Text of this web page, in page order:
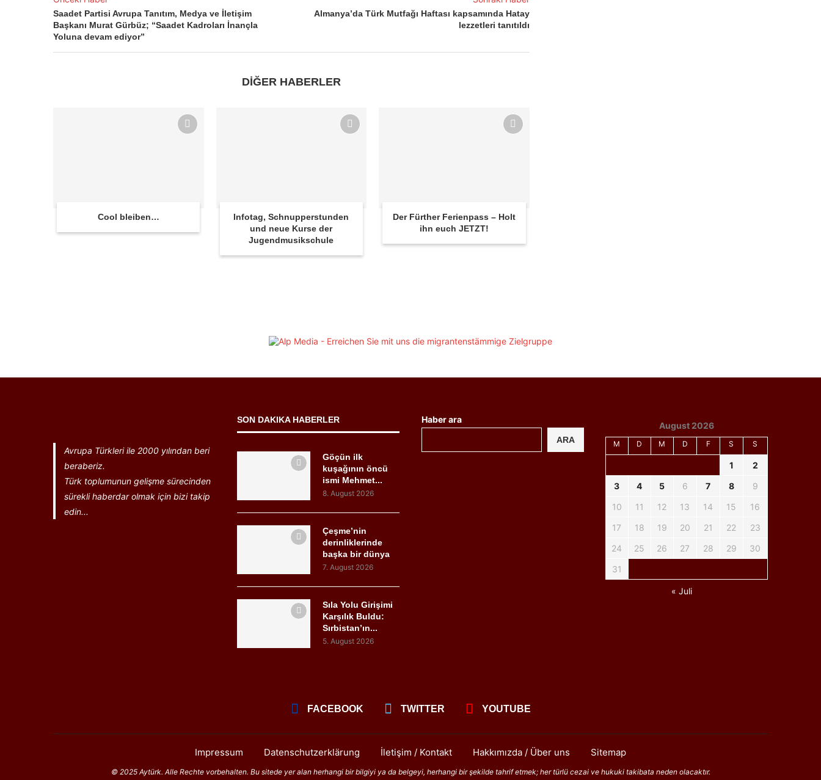
Saadet Partisi Avrupa Tanıtım, Medya ve İletişim
Başkanı Murat Gürbüz; “Saadet Kadroları İnançla
Yoluna devam ediyor”
Almanya’da Türk Mutfağı Haftası kapsamında Hatay
lezzetleri tanıtıldı
DİĞER HABERLER
Cool bleiben…
Infotag, Schnupperstunden
und neue Kurse der
Jugendmusikschule
Der Fürther Ferienpass – Holt
ihn euch JETZT!
Avrupa Türkleri ile 2000 yılından beri
beraberiz.
Türk toplumunun gelişme sürecinden
sürekli haberdar olmak için bizi takip
edin...
SON DAKIKA HABERLER
Göçün ilk
kuşağının öncü
ismi Mehmet...
8. August 2026
Çeşme’nin
derinliklerinde
başka bir dünya
7. August 2026
Sıla Yolu Girişimi
Karşılık Buldu:
Sırbistan’ın...
5. August 2026
Haber ara
ARA
August 2026
M D M D F S S
1
2
3
4 5 6 7 8
9
10
11 12 13 14 15
16
17
18 19 20 21 22
23
24
25 26 27 28 29
30
31
« Juli
FACEBOOK TWITTER YOUTUBE
Impressum Datenschutzerklärung İletişim / Kontakt Hakkımızda / Über uns Sitemap
© 2025 Aytürk. Alle Rechte vorbehalten. Bu sitede yer alan herhangi bir bilgiyi ya da belgeyi, herhangi bir şekilde tahrif etmek; her türlü cezai ve hukuki takibata neden olacaktır.